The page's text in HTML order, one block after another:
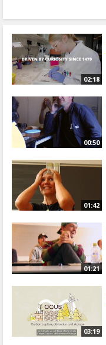
02:18
00:50
01:42
01:21
03:19